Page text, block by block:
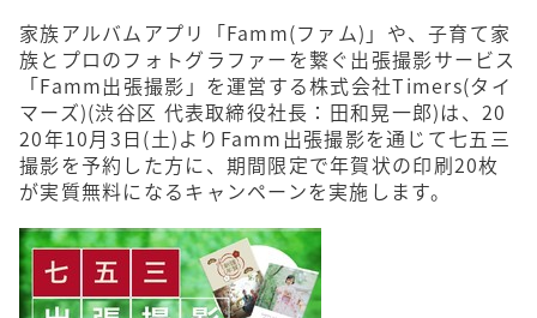
家族アルバムアプリ「Famm(ファム)」や、子育て家
族とプロのフォトグラファーを繋ぐ出張撮影サービス
「Famm出張撮影」を運営する株式会社Timers(タイ
マーズ)(渋⾕区 代表取締役社⻑：⽥和晃⼀郎)は、20
20年10月3日(土)よりFamm出張撮影を通じて七五三
撮影を予約した方に、期間限定で年賀状の印刷20枚
が実質無料になるキャンペーンを実施します。